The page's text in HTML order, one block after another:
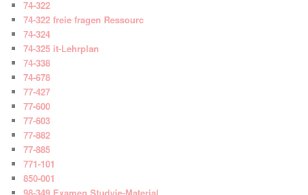
74-322
74-322 freie fragen Ressourc
74-324
74-325 it-Lehrplan
74-338
74-678
77-427
77-600
77-603
77-882
77-885
771-101
850-001